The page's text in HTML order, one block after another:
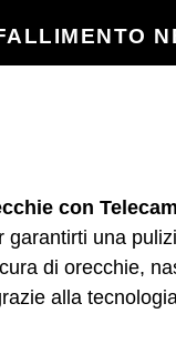
con
garantirti una
di orecchie,
alla